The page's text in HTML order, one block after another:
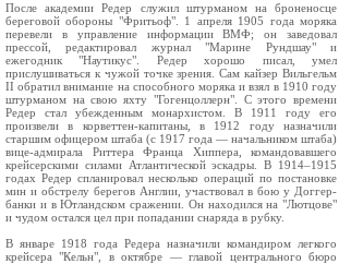
После академии Редер служил штурманом на броненосце
береговой обороны "Фритьоф". 1 апреля 1905 года моряка
перевели в управление информации ВМФ; он заведовал
прессой, редактировал журнал "Марине Рундшау" и
ежегодник "Наутикус". Редер хорошо писал, умел
прислушиваться к чужой точке зрения. Сам кайзер Вильгельм
II обратил внимание на способного моряка и взял в 1910 году
штурманом на свою яхту "Гогенцоллерн". С этого времени
Редер стал убежденным монархистом. В 1911 году его
произвели в корветтен-капитаны, в 1912 году назначили
старшим офицером штаба (с 1917 года — начальником штаба)
вице-адмирала Риттера Франца Хиппера, командовавшего
крейсерскими силами Атлантической эскадры. В 1914–1915
годах Редер спланировал несколько операций по постановке
мин и обстрелу берегов Англии, участвовал в бою у Доггер-
банки и в Ютландском сражении. Он находился на "Лютцове"
и чудом остался цел при попадании снаряда в рубку.
В январе 1918 года Редера назначили командиром легкого
крейсера "Кельн", в октябре — главой центрального бюро